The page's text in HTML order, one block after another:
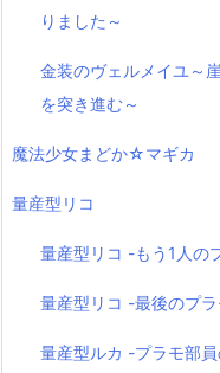
りました～
金装のヴェルメイユ～
を突き進む～
魔法少女まどか☆マギカ
量産型リコ
量産型リコ -もう1人の
量産型リコ -最後のプ
量産型ルカ -プラモ部